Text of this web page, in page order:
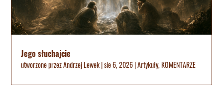
Jego słuchajcie
utworzone przezAndrzej Lewek|sie 6, 2026|Artykuły,KOMENTARZE